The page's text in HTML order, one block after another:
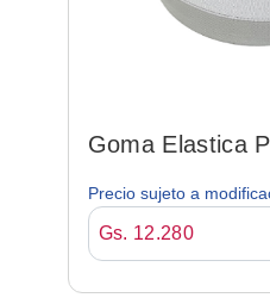
Goma Elastica
Precio sujeto a
Gs. 12.280